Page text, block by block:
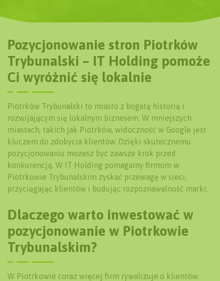
Pozycjonowanie stron Piotrków
Trybunalski – IT Holding pomoże
Ci wyróżnić się lokalnie
Piotrków Trybunalski to miasto z bogatą historią i
rozwijającym się lokalnym biznesem. W mniejszych
miastach, takich jak Piotrków, widoczność w Google jest
kluczem do zdobycia klientów. Dzięki skutecznemu
pozycjonowaniu możesz być zawsze krok przed
konkurencją. W IT Holding pomagamy firmom w
Piotrkowie Trybunalskim zyskać przewagę w sieci,
przyciągając klientów i budując rozpoznawalność marki.
Dlaczego warto inwestować w
pozycjonowanie w Piotrkowie
Trybunalskim?
W Piotrkowie coraz więcej firm rywalizuje o klientów